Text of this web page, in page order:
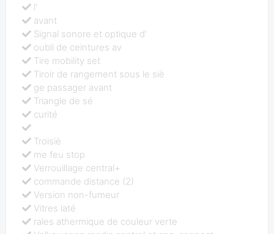
l'
avant
Signal sonore et optique d'
oubli de ceintures av
Tire mobility set
Tiroir de rangement sous le siè
ge passager avant
Triangle de sé
curité
Troisiè
me feu stop
Verrouillage central+
commande distance (2)
Version non-fumeur
Vitres laté
rales athermique de couleur verte